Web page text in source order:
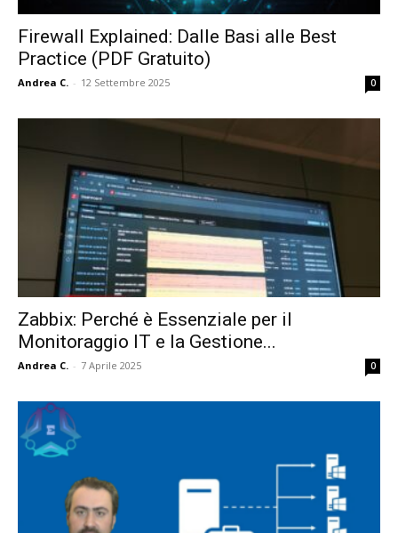
Firewall Explained: Dalle Basi alle Best
Practice (PDF Gratuito)
Andrea C. - 12 Settembre 2025 0
Zabbix: Perché è Essenziale per il
Monitoraggio IT e la Gestione...
Andrea C. - 7 Aprile 2025 0